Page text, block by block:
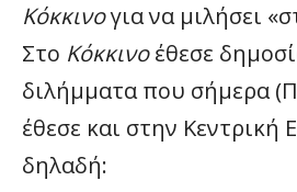
Κόκκινογια να μιλήσει
Στο Κόκκινοέθεσε
διλήμματα που σήμερα
έθεσε και στην Κεντρική
δηλαδή: